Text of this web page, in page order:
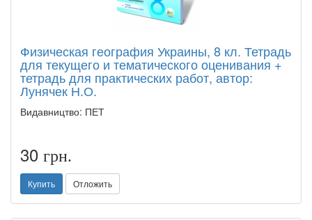
Физическая география Украины, 8 кл. Тетрадь
для текущего и тематического оценивания +
тетрадь для практических работ, автор:
Лунячек Н.О.
Видавництво: ПЕТ
30 грн.
Купить Отложить